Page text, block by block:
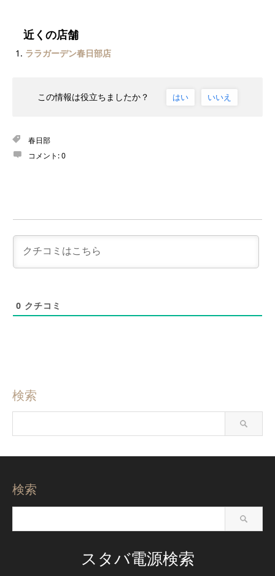
近くの店舗
ララガーデン春日部店
この情報は役立ちましたか？ はい いいえ
春日部
コメント:0
0 クチコミ
検索
検索
スタバ電源検索